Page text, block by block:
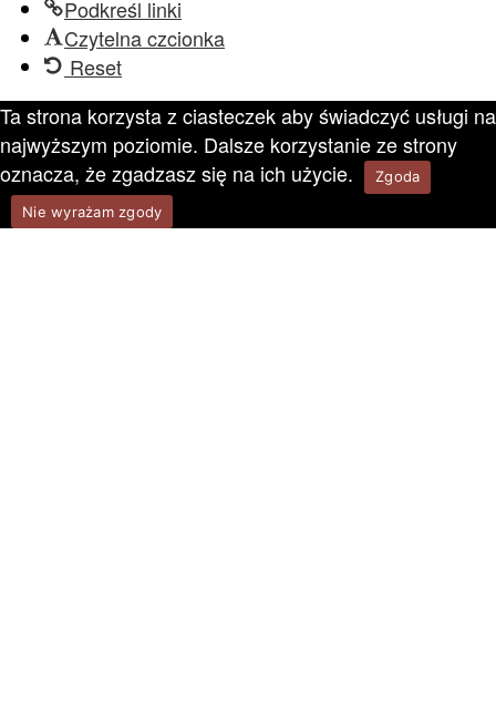
Podkreśl linki
Czytelna czcionka
Reset
Ta strona korzysta z ciasteczek aby świadczyć usługi na
najwyższym poziomie. Dalsze korzystanie ze strony
oznacza, że zgadzasz się na ich użycie.
Zgoda
Nie wyrażam zgody